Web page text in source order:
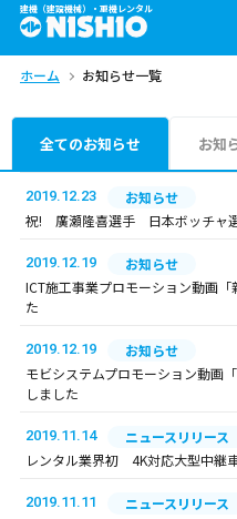
建機（建設機械）・重機レンタル
商品一覧
問合せ依頼リスト
エリ
ホーム お知らせ一覧
全てのお知らせ お知
2019.12.23
お知らせ
祝! 廣瀬隆喜選手 日本ボッチャ
2019.12.19
お知らせ
ICT施工事業プロモーション動画
た
2019.12.19
お知らせ
モビシステムプロモーション動画
しました
2019.11.14
ニュースリリース
レンタル業界初 4K対応大型中継
2019.11.11
ニュースリリース